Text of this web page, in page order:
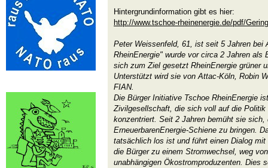
Hintergrundinformation gibt es hier:
http://www.tschoe-rheinenergie.de/pdf/
Peter Weissenfeld, 61, ist seit 5 Jahren bei
RheinEnergie" wurde vor circa 2 Jahren als
sich zum Ziel gesetzt RheinEnergie grüner
Unterstützt wird sie von Attac-Köln, Robin
FIAN.
Die Bürger Initiative Tschoe RheinEnergie
Zivilgesellschaft, die sich voll auf die Politik
konzentriert. Seit 2 Jahren bemüht sie sich,
ErneuerbarenEnergie-Schiene zu bringen.
tatsächlich los ist und führt einen Dialog
die Bürger zu einem Stromwechsel, weg
unabhängigen Ökostromproduzenten. Dies